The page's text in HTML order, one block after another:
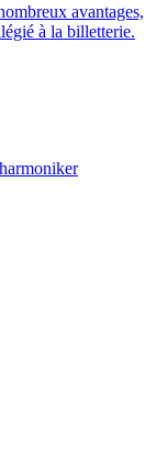
avantages,
à la billetterie.